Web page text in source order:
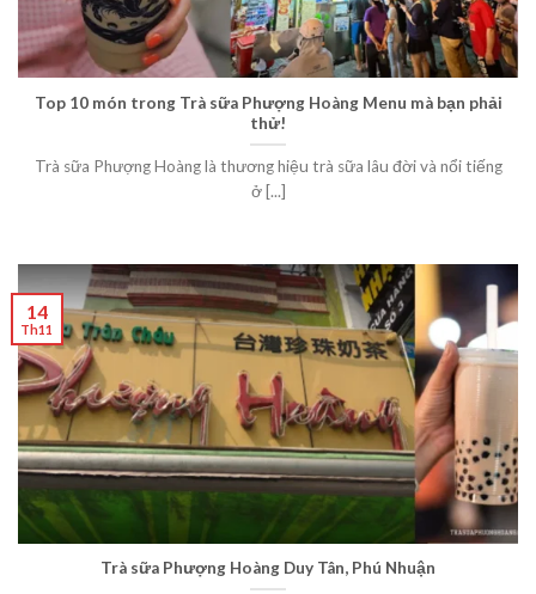
Top 10 món trong Trà sữa Phượng Hoàng Menu mà bạn phải
thử!
Trà sữa Phượng Hoàng là thương hiệu trà sữa lâu đời và nổi tiếng
ở [...]
Trà sữa Phượng Hoàng Duy Tân, Phú Nhuận
14
Th11